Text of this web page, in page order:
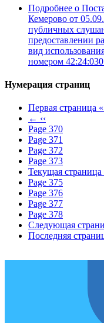
Подробнее о
Кемерово от
публичных
предоставлении
вид
номером
Нумерация страниц
Первая страница
← ‹‹
Page 370
Page 371
Page 372
Page 373
Текущая страница
Page 375
Page 376
Page 377
Page 378
Следующая
Последняя